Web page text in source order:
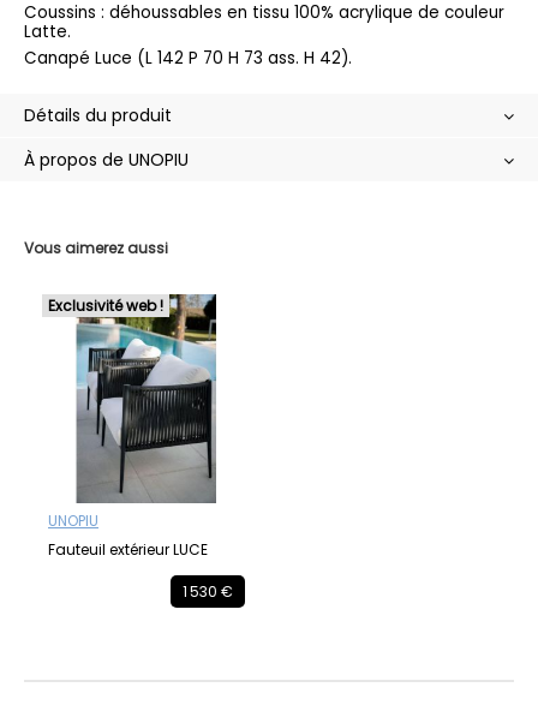
Vous aimerez aussi
Exclusivité web !
UNOPIU
Fauteuil extérieur LUCE
1 530 €
Coussins : déhoussables en tissu 100% acrylique de couleur
Latte.
Canapé Luce (L 142 P 70 H 73 ass. H 42).
Détails du produit
À propos de UNOPIU